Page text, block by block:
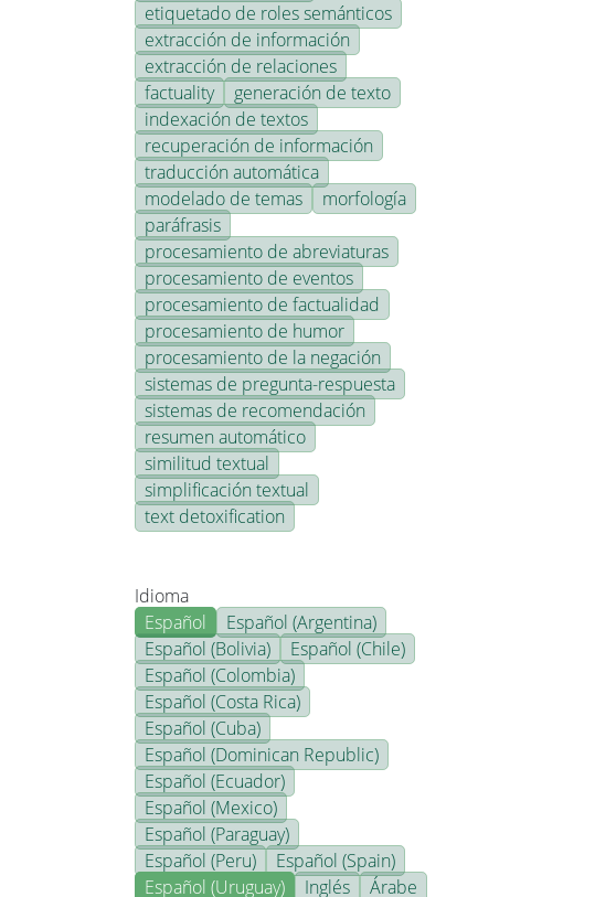
etiquetado de roles semánticos
extracción de información
extracción de relaciones
factuality
generación de texto
indexación de textos
recuperación de información
traducción automática
modelado de temas
morfología
paráfrasis
procesamiento de abreviaturas
procesamiento de eventos
procesamiento de factualidad
procesamiento de humor
procesamiento de la negación
sistemas de pregunta-respuesta
sistemas de recomendación
resumen automático
similitud textual
simplificación textual
text detoxification
Idioma
Español
Español (Argentina)
Español (Bolivia)
Español (Chile)
Español (Colombia)
Español (Costa Rica)
Español (Cuba)
Español (Dominican Republic)
Español (Ecuador)
Español (Mexico)
Español (Paraguay)
Español (Peru)
Español (Spain)
Español (Uruguay)
Inglés
Árabe